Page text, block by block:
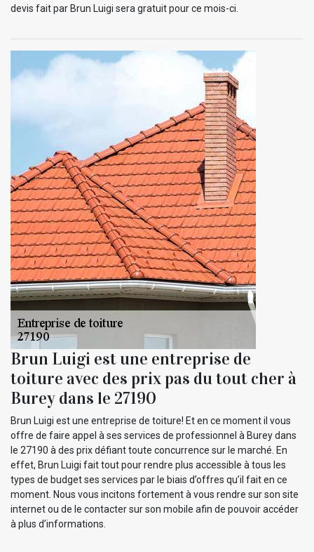
devis fait par Brun Luigi sera gratuit pour ce mois-ci.
Brun Luigi est une entreprise de
toiture avec des prix pas du tout cher à
Burey dans le 27190
Brun Luigi est une entreprise de toiture! Et en ce moment il vous
offre de faire appel à ses services de professionnel à Burey dans
le 27190 à des prix défiant toute concurrence sur le marché. En
effet, Brun Luigi fait tout pour rendre plus accessible à tous les
types de budget ses services par le biais d’offres qu’il fait en ce
moment. Nous vous incitons fortement à vous rendre sur son site
internet ou de le contacter sur son mobile afin de pouvoir accéder
à plus d’informations.